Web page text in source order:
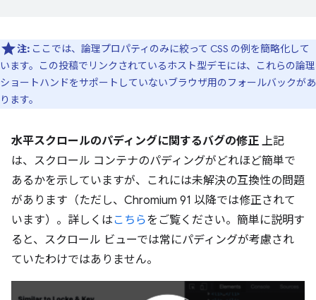
注: ここでは、論理プロパティのみに絞って CSS の例を簡略化して
います。この投稿でリンクされているホスト型デモには、これらの論理
ショートハンドをサポートしていないブラウザ用のフォールバックがあ
ります。
水平スクロールのパディングに関するバグの修正 上記
は、スクロール コンテナのパディングがどれほど簡単で
あるかを示していますが、これには未解決の互換性の問題
があります（ただし、Chromium 91 以降では修正されて
います）。詳しくはこちらをご覧ください。簡単に説明す
ると、スクロール ビューでは常にパディングが考慮され
ていたわけではありません。